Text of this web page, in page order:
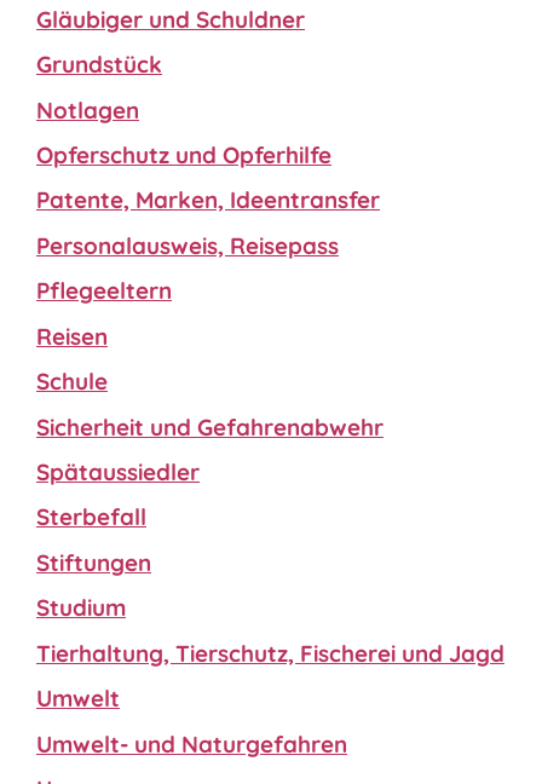
Gläubiger und Schuldner
Grundstück
Notlagen
Opferschutz und Opferhilfe
Patente, Marken, Ideentransfer
Personalausweis, Reisepass
Pflegeeltern
Reisen
Schule
Sicherheit und Gefahrenabwehr
Spätaussiedler
Sterbefall
Stiftungen
Studium
Tierhaltung, Tierschutz, Fischerei und Jagd
Umwelt
Umwelt- und Naturgefahren